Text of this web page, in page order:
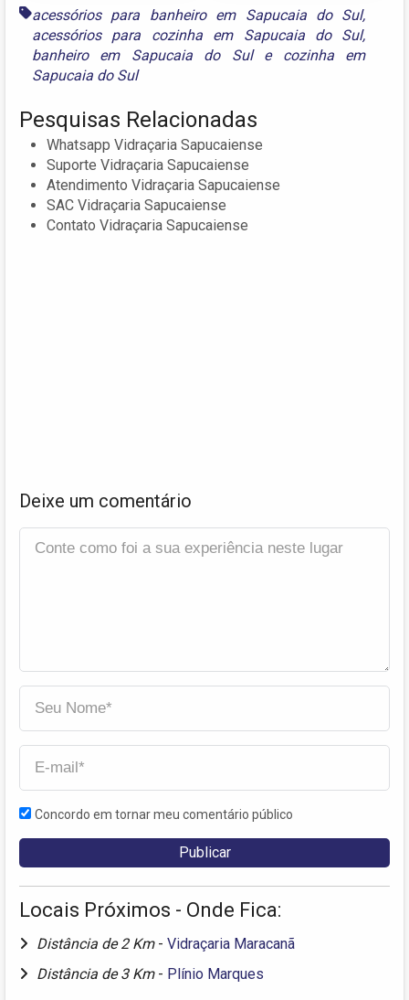
acessórios para banheiro em Sapucaia do Sul,
acessórios para cozinha em Sapucaia do Sul,
banheiro em Sapucaia do Sule cozinha em
Sapucaia do Sul
Pesquisas Relacionadas
Whatsapp Vidraçaria Sapucaiense
Suporte Vidraçaria Sapucaiense
Atendimento Vidraçaria Sapucaiense
SAC Vidraçaria Sapucaiense
Contato Vidraçaria Sapucaiense
Deixe um comentário
Concordo em tornar meu comentário público
Locais Próximos - Onde Fica:
Distância de 2 Km - Vidraçaria Maracanã
Distância de 3 Km - Plínio Marques